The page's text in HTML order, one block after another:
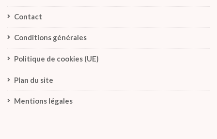
Contact
Conditions générales
Politique de cookies (UE)
Plan du site
Mentions légales